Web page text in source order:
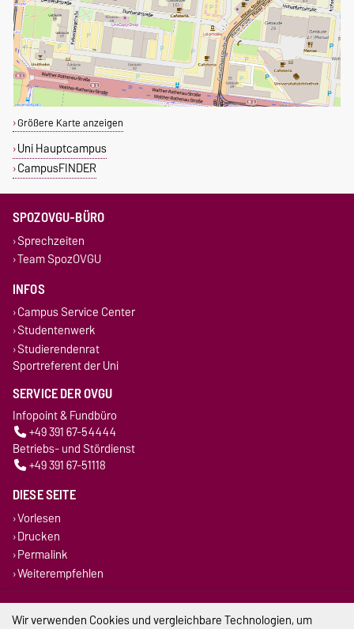
Größere Karte anzeigen
Uni Hauptcampus
CampusFINDER
SPOZOVGU-BÜRO
Sprechzeiten
Team SpozOVGU
INFOS
Campus Service Center
Studentenwerk
Studierendenrat
Sportreferent der Uni
SERVICE DER OVGU
Infopoint & Fundbüro
+49 391 67-54444
Betriebs- und Stördienst
+49 391 67-51118
DIESE SEITE
Vorlesen
Drucken
Permalink
Weiterempfehlen
Impressum
Wir verwenden Cookies und vergleichbare Technologien, um